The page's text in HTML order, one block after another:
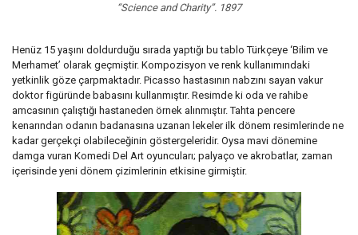
“Science and Charity”. 1897
Henüz 15 yaşını doldurduğu sırada yaptığı bu tablo Türkçeye ‘Bilim ve
Merhamet’ olarak geçmiştir. Kompozisyon ve renk kullanımındaki
yetkinlik göze çarpmaktadır. Picasso hastasının nabzını sayan vakur
doktor figüründe babasını kullanmıştır. Resimde ki oda ve rahibe
amcasının çalıştığı hastaneden örnek alınmıştır. Tahta pencere
kenarından odanın badanasına uzanan lekeler ilk dönem resimlerinde ne
kadar gerçekçi olabileceğinin göstergeleridir. Oysa mavi dönemine
damga vuran Komedi Del Art oyuncuları; palyaço ve akrobatlar, zaman
içerisinde yeni dönem çizimlerinin etkisine girmiştir.